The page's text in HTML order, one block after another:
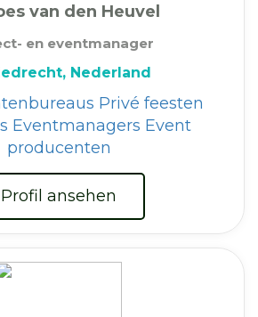
van den Heuvel
en eventmanager
Nederland
Privé feesten
Eventmanagers Event
producenten
Profil ansehen